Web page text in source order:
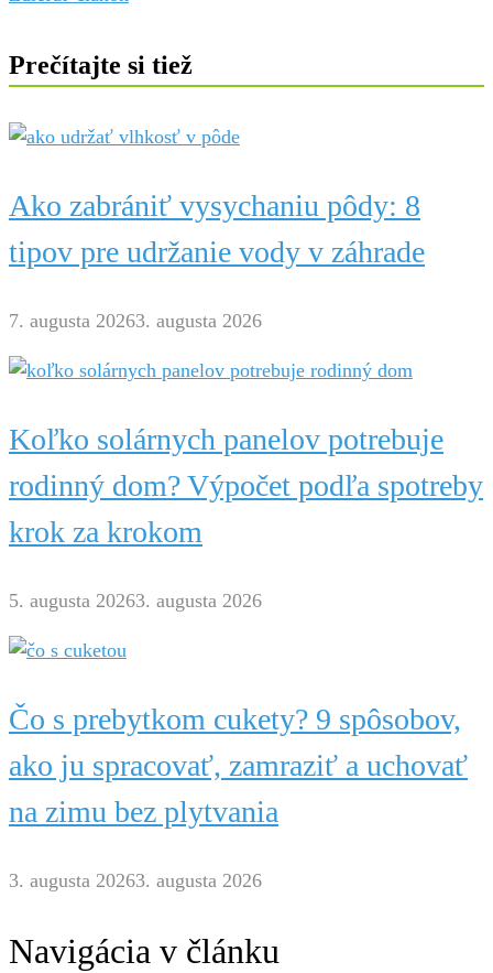
Prečítajte si tiež
Ako zabrániť vysychaniu pôdy: 8
tipov pre udržanie vody v záhrade
7. augusta 20263. augusta 2026
Koľko solárnych panelov potrebuje
rodinný dom? Výpočet podľa spotreby
krok za krokom
5. augusta 20263. augusta 2026
Čo s prebytkom cukety? 9 spôsobov,
ako ju spracovať, zamraziť a uchovať
na zimu bez plytvania
3. augusta 20263. augusta 2026
Navigácia v článku